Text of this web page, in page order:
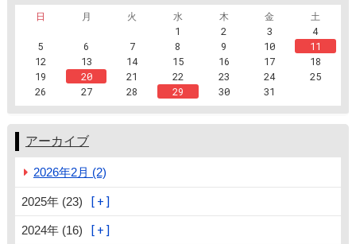
日
月 火 水 木 金
土
1
2 3
4
5
6 7 8 9 10
11
12
13 14 15 16 17
18
19
20 21 22 23 24
25
26
27 28 29 30 31
アーカイブ
2026年2月 (2)
2025年 (23)
2024年 (16)